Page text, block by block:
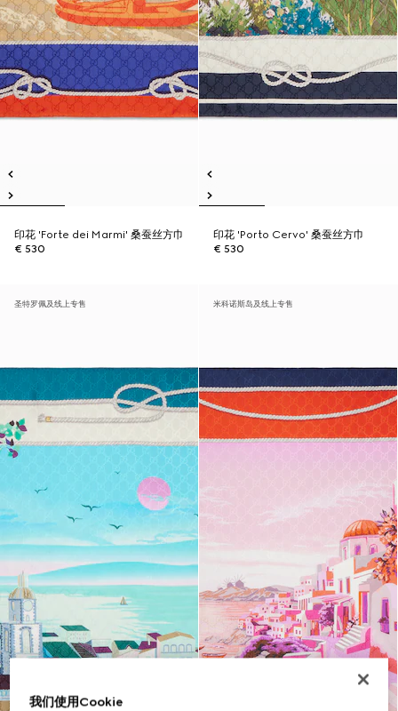
印花 'Forte dei Marmi' 桑蚕丝方巾
€ 530
印花 'Porto Cervo' 桑蚕丝方巾
€ 530
圣特罗佩及线上专售 米科诺斯岛及线上专售
我们使用Cookie